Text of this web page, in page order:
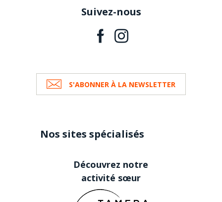
Suivez-nous
S'ABONNER À LA NEWSLETTER
Nos sites spécialisés
Découvrez notre
activité sœur